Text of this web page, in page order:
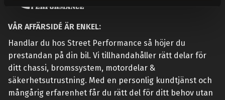
VÅR AFFÄRSIDÉ ÄR ENKEL:
Handlar du hos Street Performance så höjer du
prestandan på din bil. Vi tillhandahåller rätt delar för
ditt chassi, bromssystem, motordelar &
säkerhetsutrustning. Med en personlig kundtjänst och
mångårig erfarenhet får du rätt del för ditt behov utan